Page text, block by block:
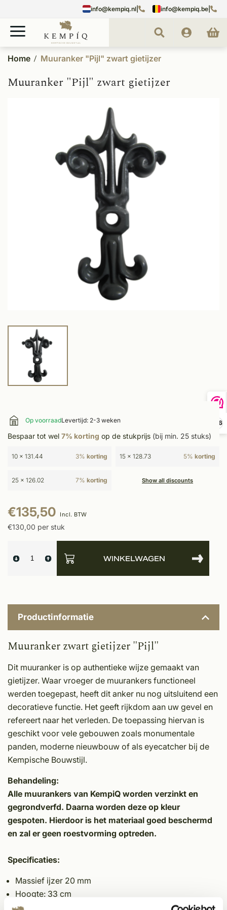
9,6
info@kempiq.nl info@kempiq.be
Home Muuranker "Pijl" zwart gietijzer
Muuranker "Pijl" zwart gietijzer
Op voorraadLevertijd: 2-3 weken
Bespaar tot wel 7% korting op de stukprijs (bij min. 25 stuks)
10 x 131.44 3% korting 15 x 128.73 5% korting
25 x 126.02 7% korting Show all discounts
€135,50 Incl. BTW
€130,00 per stuk
WINKELWAGEN
Productinformatie
Muuranker zwart gietijzer "Pijl"
Dit muuranker is op authentieke wijze gemaakt van
gietijzer. Waar vroeger de muurankers functioneel
werden toegepast, heeft dit anker nu nog uitsluitend een
decoratieve functie. Het geeft rijkdom aan uw gevel en
refereert naar het verleden. De toepassing hiervan is
geschikt voor vele gebouwen zoals monumentale
panden, moderne nieuwbouw of als eyecatcher bij de
Kempische Bouwstijl.
Behandeling:
Alle muurankers van KempiQ worden verzinkt en
gegrondverfd. Daarna worden deze op kleur
gespoten. Hierdoor is het materiaal goed beschermd
en zal er geen roestvorming optreden.
Specificaties:
Massief ijzer 20 mm
Hoogte: 33 cm
Breedte: 19 cm